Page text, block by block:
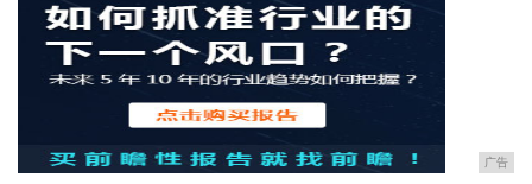
广告